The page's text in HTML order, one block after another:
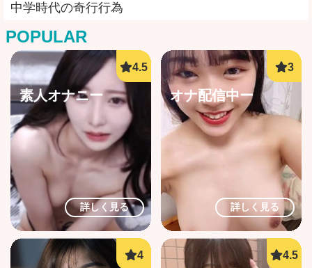
中学時代の奇行行為
POPULAR
詳しく見る
素人オナニー
詳しく見る
オナ配信中ー